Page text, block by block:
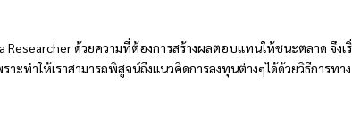
Researcher ด้วยความที่ต้องการสร้างผลตอบแทนให้ชนะตลาด จึงเ
ะทำให้เราสามารถพิสูจน์ถึงแนวคิดการลงทุนต่างๆได้ด้วยวิธีการทาง